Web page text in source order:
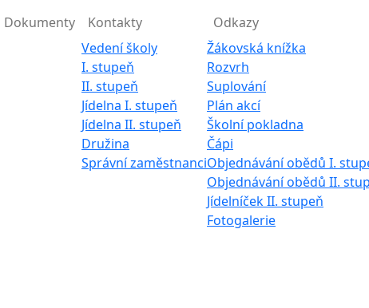
Dokumenty
Kontakty
Vedení školy
I. stupeň
II. stupeň
Jídelna I. stupeň
Jídelna II. stupeň
Družina
Správní zaměstnanci
Odkazy
Žákovská knížka
Rozvrh
Suplování
Plán akcí
Školní pokladna
Čápi
Objednávání obědů I.
Objednávání obědů II.
Jídelníček II. stupeň
Fotogalerie